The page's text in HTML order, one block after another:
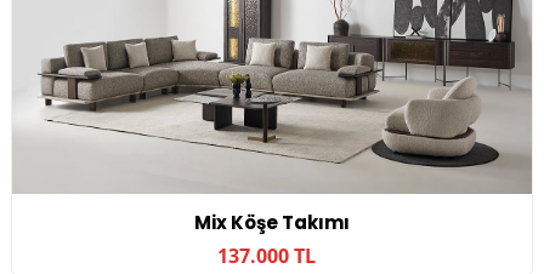
Mix Köşe Takımı
137.000 TL